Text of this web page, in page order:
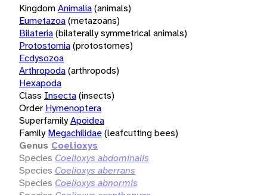
KingdomAnimalia(animals)
Eumetazoa(metazoans)
Bilateria(bilaterally symmetrical animals)
Protostomia(protostomes)
Ecdysozoa
Arthropoda(arthropods)
Hexapoda
Class Insecta(insects)
Order Hymenoptera
SuperfamilyApoidea
Family Megachilidae(leafcutting bees)
Genus Coelioxys
Species Coelioxys abdominalis
Species Coelioxys aberrans
Species Coelioxys abnormis